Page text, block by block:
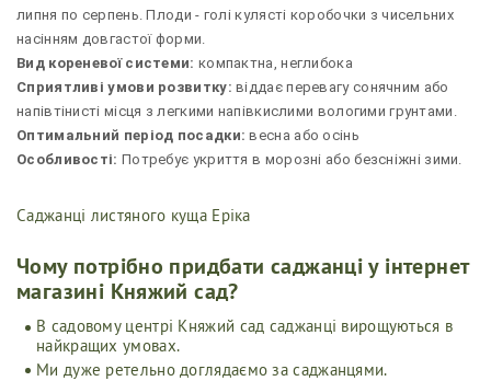
липня по серпень. Плоди - голі кулясті коробочки з чисельних
насінням довгастої форми.
Вид кореневої системи: компактна, неглибока
Сприятливі умови розвитку: віддає перевагу сонячним або
напівтінисті місця з легкими напівкислими вологими грунтами.
Оптимальний період посадки: весна або осінь
Особливості: Потребує укриття в морозні або безсніжні зими.
Саджанці листяного куща Еріка
Чому потрібно придбати саджанці у інтернет
магазині Княжий сад?
В садовому центрі Княжий сад саджанці вирощуються в
найкращих умовах.
Ми дуже ретельно доглядаємо за саджанцями.